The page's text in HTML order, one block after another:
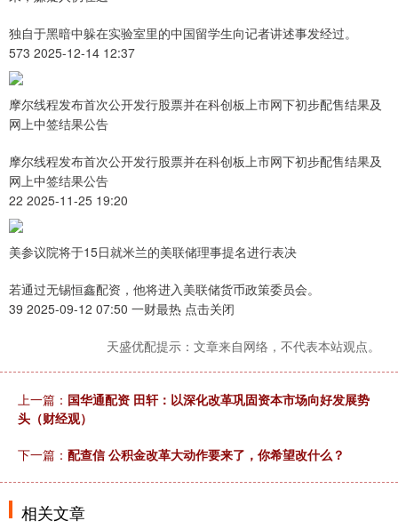
独自于黑暗中躲在实验室里的中国留学生向记者讲述事发经过。
573 2025-12-14 12:37
摩尔线程发布首次公开发行股票并在科创板上市网下初步配售结果及
网上中签结果公告
摩尔线程发布首次公开发行股票并在科创板上市网下初步配售结果及
网上中签结果公告
22 2025-11-25 19:20
美参议院将于15日就米兰的美联储理事提名进行表决
若通过无锡恒鑫配资，他将进入美联储货币政策委员会。
39 2025-09-12 07:50 一财最热 点击关闭
天盛优配提示：文章来自网络，不代表本站观点。
上一篇： 国华通配资 田轩：以深化改革巩固资本市场向好发展势
头（财经观）
下一篇： 配查信 公积金改革大动作要来了，你希望改什么？
相关文章